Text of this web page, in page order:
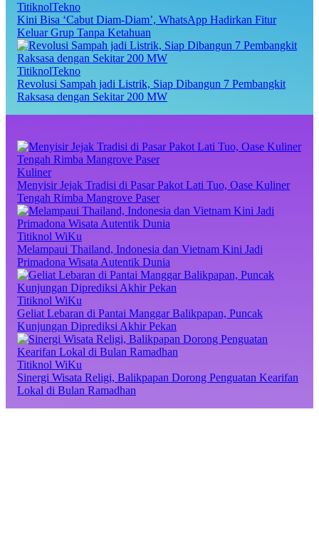
TitiknolTekno
Kini Bisa ‘Cabut Diam-Diam’, WhatsApp Hadirkan Fitur
Keluar Grup Tanpa Ketahuan
TitiknolTekno
Revolusi Sampah jadi Listrik, Siap Dibangun 7 Pembangkit
Raksasa dengan Sekitar 200 MW
Kuliner
Menyisir Jejak Tradisi di Pasar Pakot Lati Tuo, Oase Kuliner
Tengah Rimba Mangrove Paser
Titiknol WiKu
Melampaui Thailand, Indonesia dan Vietnam Kini Jadi
Primadona Wisata Autentik Dunia
Titiknol WiKu
Geliat Lebaran di Pantai Manggar Balikpapan, Puncak
Kunjungan Diprediksi Akhir Pekan
Titiknol WiKu
Sinergi Wisata Religi, Balikpapan Dorong Penguatan Kearifan
Lokal di Bulan Ramadhan